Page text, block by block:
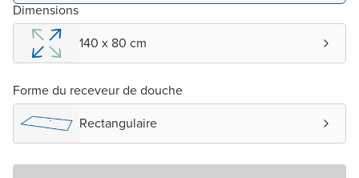
Dimensions
140 x 80 cm
Forme du receveur de douche
Rectangulaire